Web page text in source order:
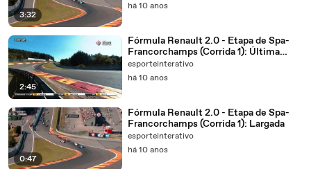
3:32
há 10 anos
2:45
Fórmula Renault 2.0 - Etapa de Spa-
Francorchamps (Corrida 1): Última
volta
esporteinterativo
há 10 anos
0:47
Fórmula Renault 2.0 - Etapa de Spa-
Francorchamps (Corrida 1): Largada
esporteinterativo
há 10 anos